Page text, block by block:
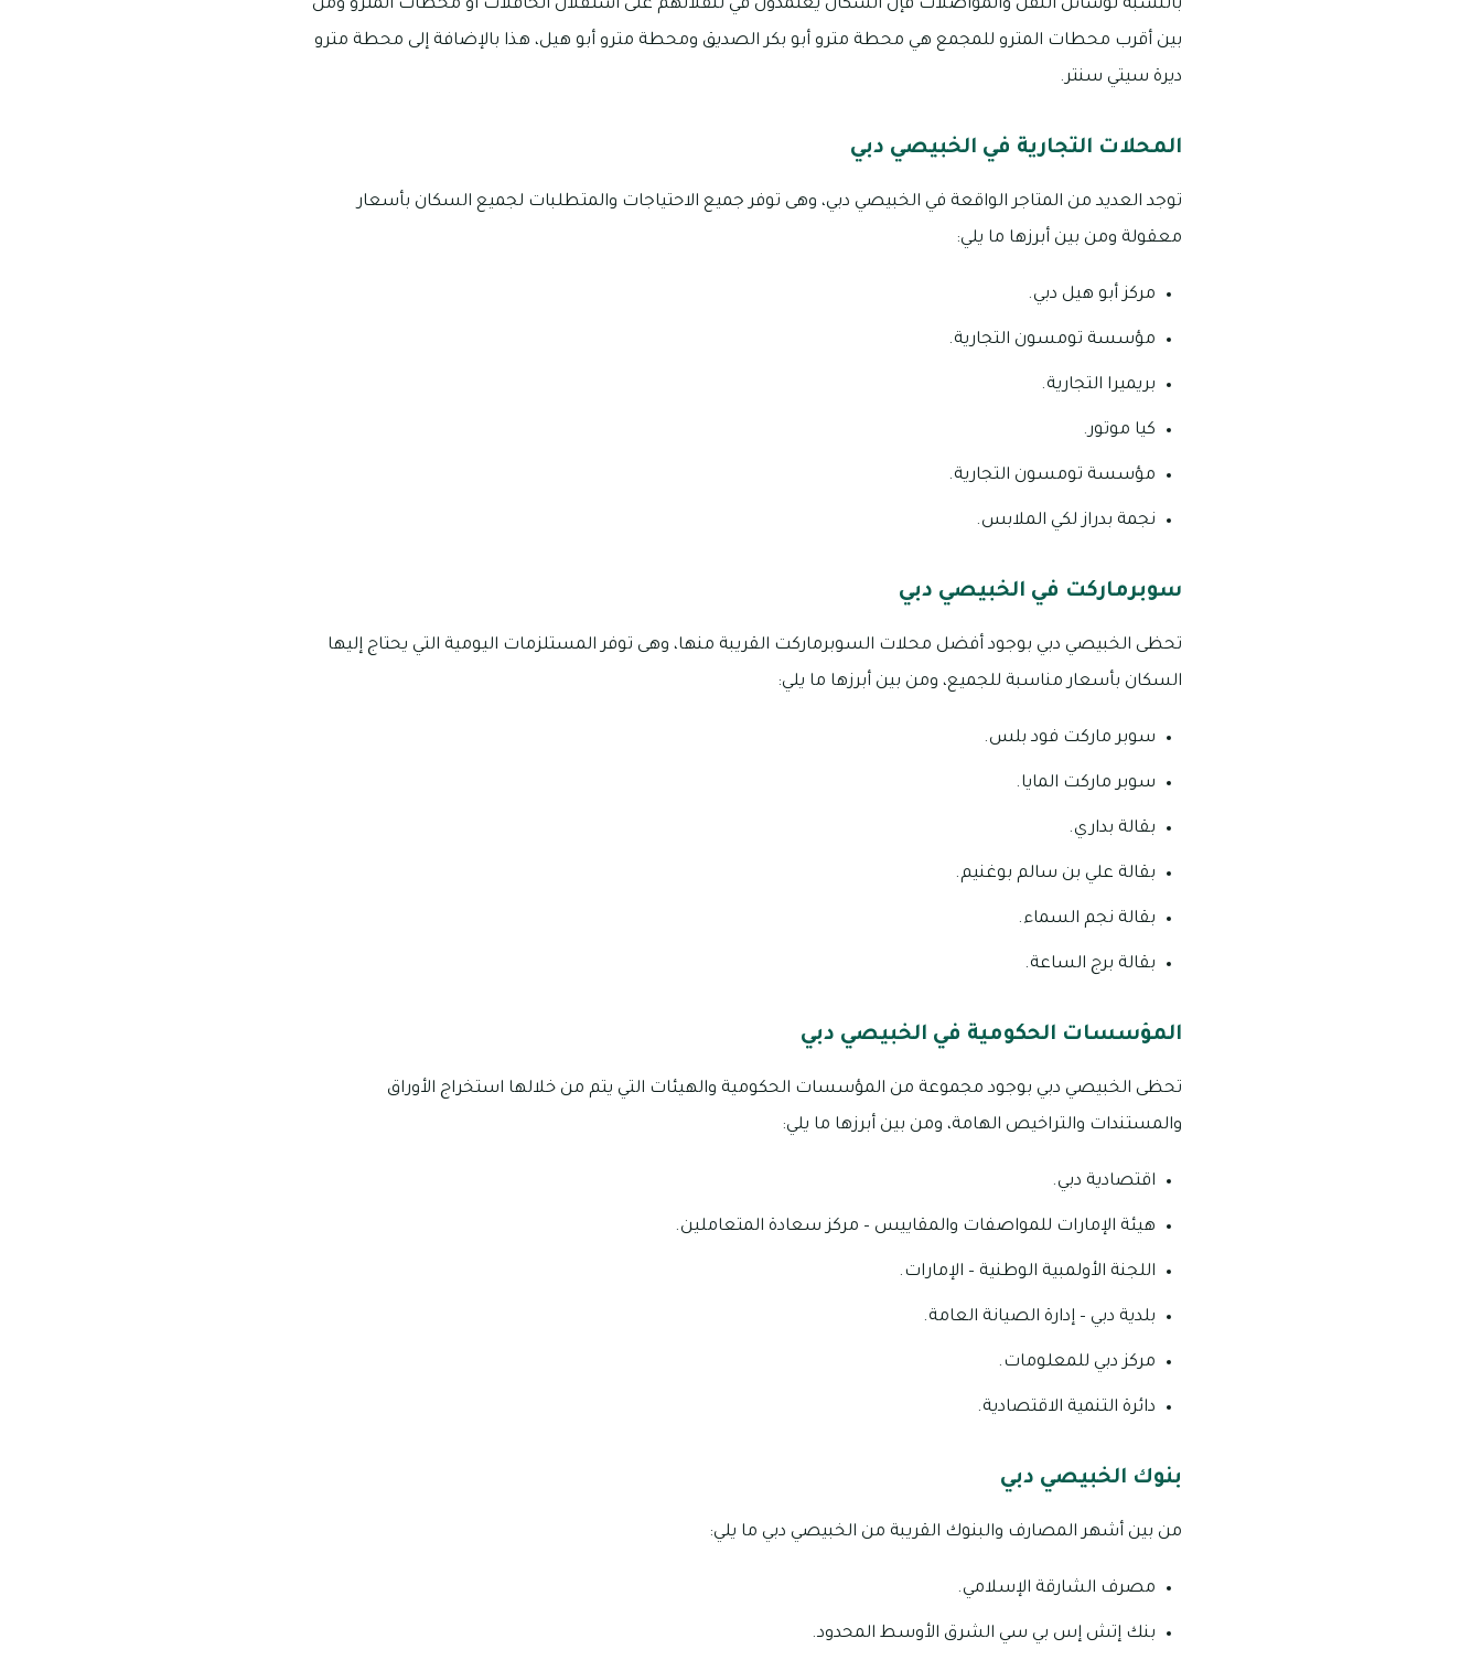
بالنسبة لوسائل النقل والمواصلات فإن السكان يعتمدون في تنقلاتهم على استقلال الحافلات أو محطات المترو ومن
بين أقرب محطات المترو للمجمع هي محطة مترو أبو بكر الصديق ومحطة مترو أبو هيل، هذا بالإضافة إلى محطة مترو
ديرة سيتي سنتر.
المحلات التجارية في الخبيصي دبي
توجد العديد من المتاجر الواقعة في الخبيصي دبي، وهى توفر جميع الاحتياجات والمتطلبات لجميع السكان بأسعار
معقولة ومن بين أبرزها ما يلي:
مركز أبو هيل دبي.
مؤسسة تومسون التجارية.
بريميرا التجارية.
كيا موتور.
مؤسسة تومسون التجارية.
نجمة بدراز لكي الملابس.
سوبرماركت في الخبيصي دبي
تحظى الخبيصي دبي بوجود أفضل محلات السوبرماركت القريبة منها، وهى توفر المستلزمات اليومية التي يحتاج إليها
السكان بأسعار مناسبة للجميع، ومن بين أبرزها ما يلي:
سوبر ماركت فود بلس.
سوبر ماركت المايا.
بقالة بداري.
بقالة علي بن سالم بوغنيم.
بقالة نجم السماء.
بقالة برج الساعة.
المؤسسات الحكومية في الخبيصي دبي
تحظى الخبيصي دبي بوجود مجموعة من المؤسسات الحكومية والهيئات التي يتم من خلالها استخراج الأوراق
والمستندات والتراخيص الهامة، ومن بين أبرزها ما يلي:
اقتصادية دبي.
هيئة الإمارات للمواصفات والمقاييس – مركز سعادة المتعاملين.
اللجنة الأولمبية الوطنية – الإمارات.
بلدية دبي – إدارة الصيانة العامة.
مركز دبي للمعلومات.
دائرة التنمية الاقتصادية.
بنوك الخبيصي دبي
من بين أشهر المصارف والبنوك القريبة من الخبيصي دبي ما يلي:
مصرف الشارقة الإسلامي.
بنك إتش إس بي سي الشرق الأوسط المحدود.